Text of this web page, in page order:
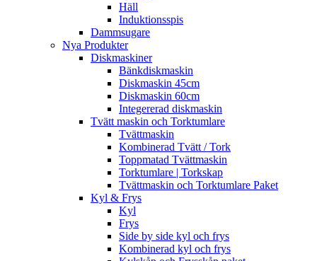
Häll
Induktionsspis
Dammsugare
Nya Produkter
Diskmaskiner
Bänkdiskmaskin
Diskmaskin 45cm
Diskmaskin 60cm
Integererad diskmaskin
Tvätt maskin och Torktumlare
Tvättmaskin
Kombinerad Tvätt / Tork
Toppmatad Tvättmaskin
Torktumlare | Torkskap
Tvättmaskin och Torktumlare Paket
Kyl & Frys
Kyl
Frys
Side by side kyl och frys
Kombinerad kyl och frys